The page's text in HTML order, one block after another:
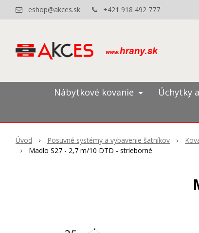
eshop@akces.sk +421 918 492 777
Nábytkové kovanie Úchytky
Úvod Posuvné systémy a vybavenie šatníkov
Madlo S27 - 2,7 m/10 DTD - strieborné